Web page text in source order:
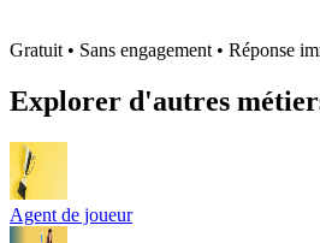
Gratuit • Sans engagement • Réponse
Explorer d'autres
Agent de joueur